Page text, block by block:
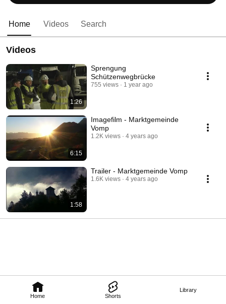
Home Shorts
Library
Home Videos Search
Videos
1:26
Sprengung
Schützenwegbrücke
755 views 1 year ago
6:15
Imagefilm - Marktgemeinde
Vomp
1.2K views 4 years ago
1:58
Trailer - Marktgemeinde Vomp
1.6K views 4 years ago